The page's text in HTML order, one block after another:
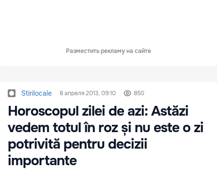
Разместить рекламу на сайте
Stirilocale 8 апреля 2013, 09:10 850
Horoscopul zilei de azi: Astăzi
vedem totul în roz și nu este o zi
potrivită pentru decizii
importante